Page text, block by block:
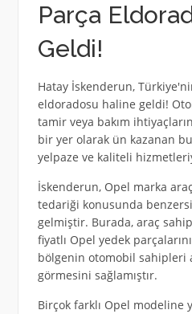
Parça
Geldi!
Hatay İskenderun,
eldoradosu haline geldi!
tamir veya bakım
bir yer olarak ün kazanan
yelpaze ve kaliteli
İskenderun, Opel marka
tedariği konusunda
gelmiştir. Burada, araç
fiyatlı Opel yedek
bölgenin otomobil sahipleri
görmesini sağlamıştır.
Birçok farklı Opel modeline